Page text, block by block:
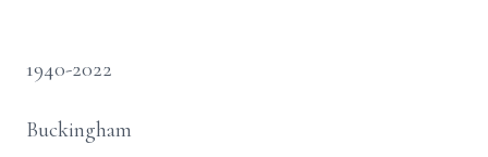
1940-2022
Buckingham